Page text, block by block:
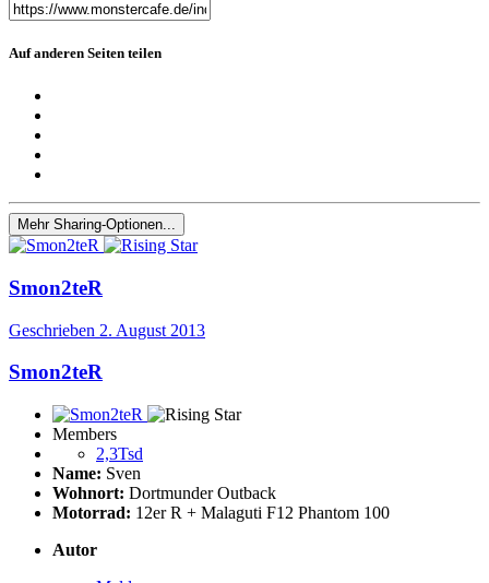
Auf anderen Seiten teilen
Mehr Sharing-Optionen...
Smon2teR
Geschrieben 2. August 2013
Smon2teR
Members
2,3Tsd
Name: Sven
Wohnort: Dortmunder Outback
Motorrad: 12er R + Malaguti F12 Phantom 100
Autor